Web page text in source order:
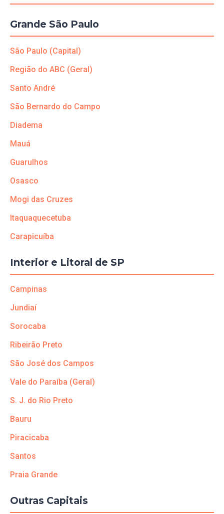
Grande São Paulo
São Paulo (Capital)
Região do ABC (Geral)
Santo André
São Bernardo do Campo
Diadema
Mauá
Guarulhos
Osasco
Mogi das Cruzes
Itaquaquecetuba
Carapicuíba
Interior e Litoral de SP
Campinas
Jundiaí
Sorocaba
Ribeirão Preto
São José dos Campos
Vale do Paraíba (Geral)
S. J. do Rio Preto
Bauru
Piracicaba
Santos
Praia Grande
Outras Capitais